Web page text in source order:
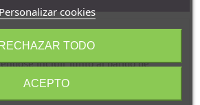
combinación con otros
incluir junto al batido de
entrenamiento.
Personalizar cookies
RECHAZAR TODO
ACEPTO